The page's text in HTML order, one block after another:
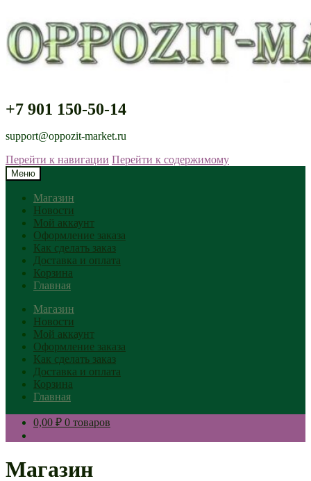
+7 901 150-50-14
support@oppozit-market.ru
Перейти к навигации Перейти к содержимому
Меню
Магазин
Новости
Мой аккаунт
Оформление заказа
Как сделать заказ
Доставка и оплата
Корзина
Главная
Магазин
Новости
Мой аккаунт
Оформление заказа
Как сделать заказ
Доставка и оплата
Корзина
Главная
0,00 ₽ 0 товаров
Магазин